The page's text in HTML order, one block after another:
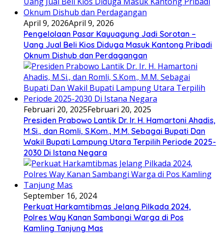
April 9, 2026April 9, 2026
Pengelolaan Pasar Kayuagung Jadi Sorotan –
Uang Jual Beli Kios Diduga Masuk Kantong Pribadi
Oknum Dishub dan Perdagangan
Februari 20, 2025Februari 20, 2025
Presiden Prabowo Lantik Dr. Ir. H. Hamartoni Ahadis,
M.Si., dan Romli, S.Kom., M.M. Sebagai Bupati Dan
Wakil Bupati Lampung Utara Terpilih Periode 2025-
2030 Di Istana Negara
September 16, 2024
Perkuat Harkamtibmas Jelang Pilkada 2024,
Polres Way Kanan Sambangi Warga di Pos
Kamling Tanjung Mas